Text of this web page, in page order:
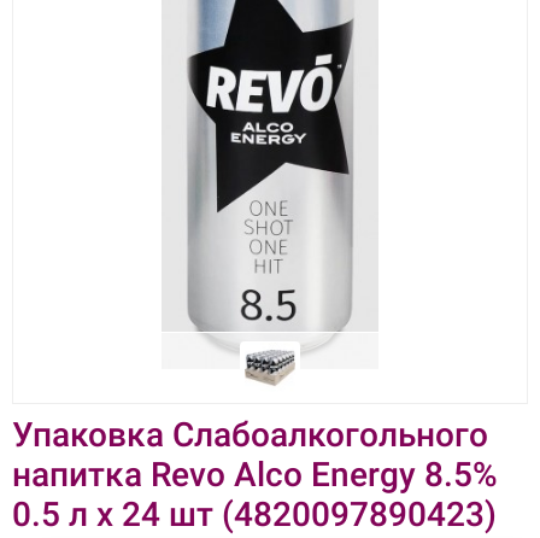
Упаковка Слабоалкогольного
напитка Revo Alco Energy 8.5%
0.5 л х 24 шт (4820097890423)